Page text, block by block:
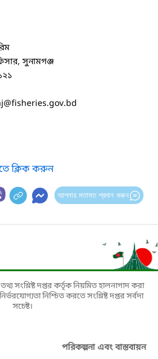
সুনামগঞ্জ
@fisheries.gov.bd
ক্লিক করুন
আপনার মতামত প্রদান করুন
সংশ্লিষ্ট দপ্তর কর্তৃক নিয়মিত হালনাগাদ করা
নিশ্চিত করতে সংশ্লিষ্ট দপ্তর সর্বদা
সচেষ্ট।
পরিকল্পনা এবং বাস্তবায়ন